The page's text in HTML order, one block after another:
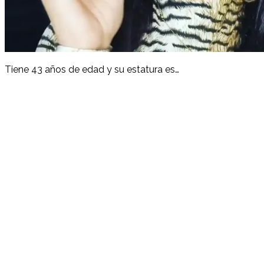
Tiene 43 años de edad y su estatura es…